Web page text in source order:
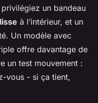
un bandeau
à l’intérieur, et un
Un modèle avec
offre davantage de
un test mouvement :
vous - si ça tient,